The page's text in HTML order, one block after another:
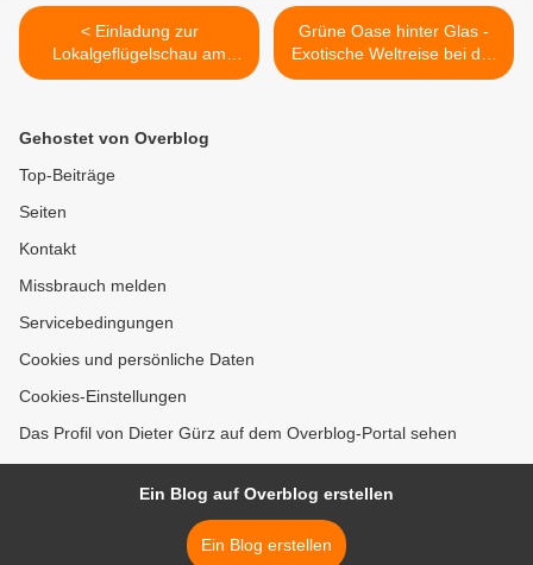
< Einladung zur
Lokalgeflügelschau am
11./12. November 2017 in
Grüne Oase hinter Glas -
Exotische Weltreise bei der
LWG in Veitshöchheim –
Gehostet von Overblog
Top-Beiträge
Seiten
Kontakt
Missbrauch melden
Servicebedingungen
Cookies und persönliche Daten
Cookies-Einstellungen
Das Profil von Dieter Gürz auf dem Overblog-Portal sehen
Ein Blog auf Overblog erstellen
Ein Blog erstellen